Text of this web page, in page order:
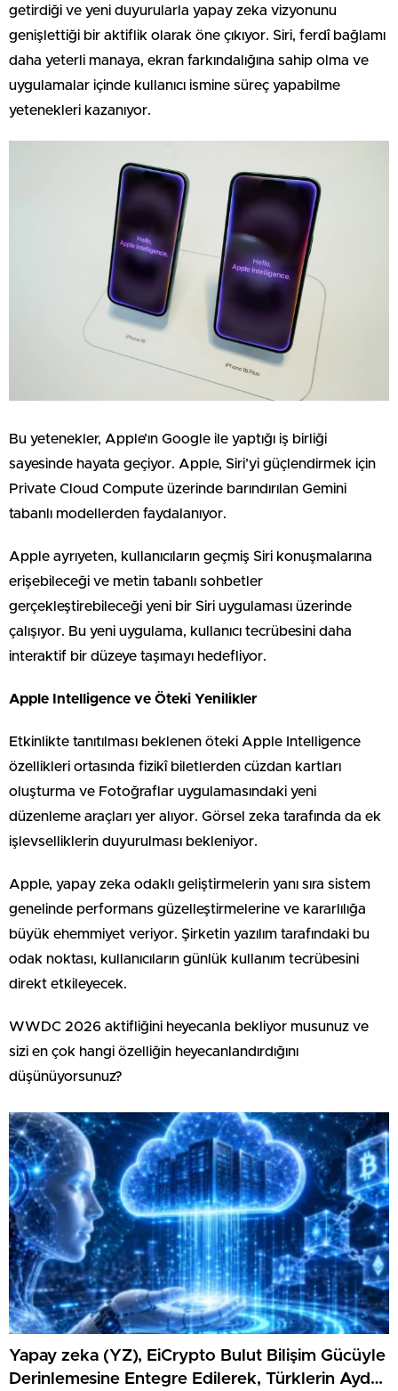
getirdiği ve yeni duyurularla yapay zeka vizyonunu
genişlettiği bir aktiflik olarak öne çıkıyor. Siri, ferdî bağlamı
daha yeterli manaya, ekran farkındalığına sahip olma ve
uygulamalar içinde kullanıcı ismine süreç yapabilme
yetenekleri kazanıyor.
Bu yetenekler, Apple’ın Google ile yaptığı iş birliği
sayesinde hayata geçiyor. Apple, Siri’yi güçlendirmek için
Private Cloud Compute üzerinde barındırılan Gemini
tabanlı modellerden faydalanıyor.
Apple ayrıyeten, kullanıcıların geçmiş Siri konuşmalarına
erişebileceği ve metin tabanlı sohbetler
gerçekleştirebileceği yeni bir Siri uygulaması üzerinde
çalışıyor. Bu yeni uygulama, kullanıcı tecrübesini daha
interaktif bir düzeye taşımayı hedefliyor.
Apple Intelligence ve Öteki Yenilikler
Etkinlikte tanıtılması beklenen öteki Apple Intelligence
özellikleri ortasında fizikî biletlerden cüzdan kartları
oluşturma ve Fotoğraflar uygulamasındaki yeni
düzenleme araçları yer alıyor. Görsel zeka tarafında da ek
işlevselliklerin duyurulması bekleniyor.
Apple, yapay zeka odaklı geliştirmelerin yanı sıra sistem
genelinde performans güzelleştirmelerine ve kararlılığa
büyük ehemmiyet veriyor. Şirketin yazılım tarafındaki bu
odak noktası, kullanıcıların günlük kullanım tecrübesini
direkt etkileyecek.
WWDC 2026 aktifliğini heyecanla bekliyor musunuz ve
sizi en çok hangi özelliğin heyecanlandırdığını
düşünüyorsunuz?
Yapay zeka (YZ), EiCrypto Bulut Bilişim Gücüyle
Derinlemesine Entegre Edilerek, Türklerin Ayda